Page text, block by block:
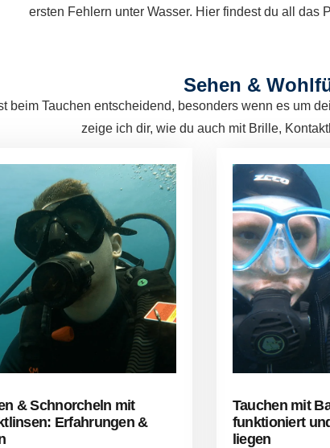
ersten Fehlern unter Wasser. Hier findest du all das
Sehen &
beim Tauchen entscheidend, besonders wenn es um
zeige ich dir, wie du auch mit Brille,
& Schnorcheln mit
Erfahrungen &
Tauchen mit
funktioniert
liegen